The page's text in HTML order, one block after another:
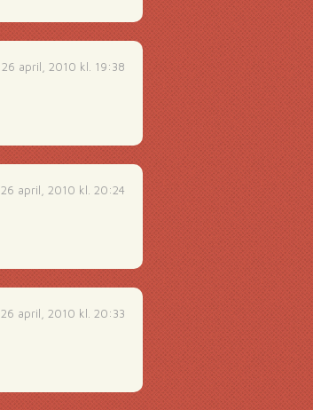
26 april, 2010 kl. 19:38
26 april, 2010 kl. 20:24
26 april, 2010 kl. 20:33